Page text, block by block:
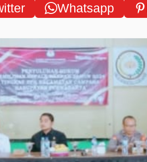
Whatsapp